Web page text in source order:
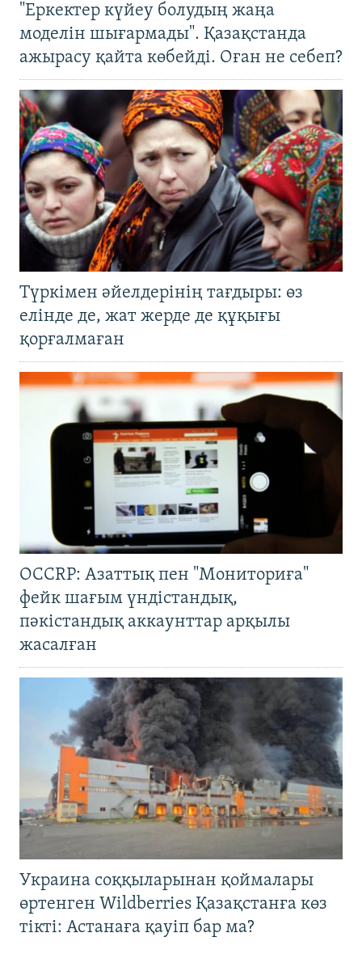
"Еркектер күйеу болудың жаңа
моделін шығармады". Қазақстанда
ажырасу қайта көбейді. Оған не себеп?
Түркімен әйелдерінің тағдыры: өз
елінде де, жат жерде де құқығы
қорғалмаған
OCCRP: Азаттық пен "Мониториға"
фейк шағым үндістандық,
пәкістандық аккаунттар арқылы
жасалған
Украина соққыларынан қоймалары
өртенген Wildberries Қазақстанға көз
тікті: Астанаға қауіп бар ма?